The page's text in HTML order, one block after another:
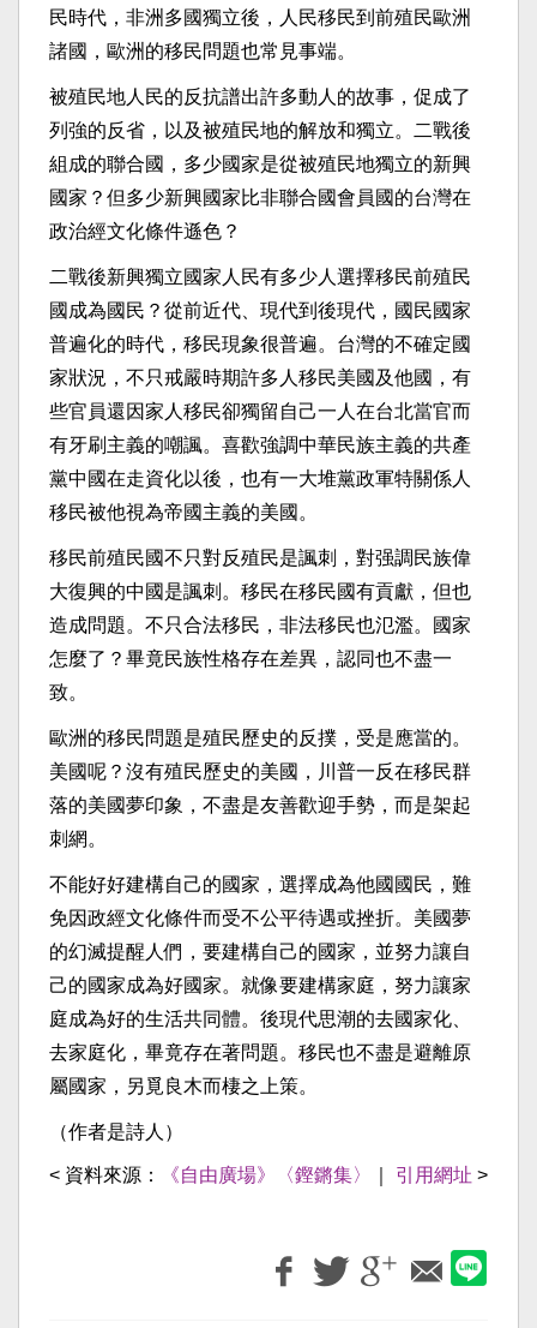
民時代，非洲多國獨立後，人民移民到前殖民歐洲
諸國，歐洲的移民問題也常見事端。
被殖民地人民的反抗譜出許多動人的故事，促成了
列強的反省，以及被殖民地的解放和獨立。二戰後
組成的聯合國，多少國家是從被殖民地獨立的新興
國家？但多少新興國家比非聯合國會員國的台灣在
政治經文化條件遜色？
二戰後新興獨立國家人民有多少人選擇移民前殖民
國成為國民？從前近代、現代到後現代，國民國家
普遍化的時代，移民現象很普遍。台灣的不確定國
家狀況，不只戒嚴時期許多人移民美國及他國，有
些官員還因家人移民卻獨留自己一人在台北當官而
有牙刷主義的嘲諷。喜歡強調中華民族主義的共產
黨中國在走資化以後，也有一大堆黨政軍特關係人
移民被他視為帝國主義的美國。
移民前殖民國不只對反殖民是諷刺，對强調民族偉
大復興的中國是諷刺。移民在移民國有貢獻，但也
造成問題。不只合法移民，非法移民也氾濫。國家
怎麼了？畢竟民族性格存在差異，認同也不盡一
致。
歐洲的移民問題是殖民歷史的反撲，受是應當的。
美國呢？沒有殖民歷史的美國，川普一反在移民群
落的美國夢印象，不盡是友善歡迎手勢，而是架起
刺網。
不能好好建構自己的國家，選擇成為他國國民，難
免因政經文化條件而受不公平待遇或挫折。美國夢
的幻滅提醒人們，要建構自己的國家，並努力讓自
己的國家成為好國家。就像要建構家庭，努力讓家
庭成為好的生活共同體。後現代思潮的去國家化、
去家庭化，畢竟存在著問題。移民也不盡是避離原
屬國家，另覓良木而棲之上策。
（作者是詩人）
< 資料來源： 《自由廣場》〈鏗鏘集〉 引用網址 >